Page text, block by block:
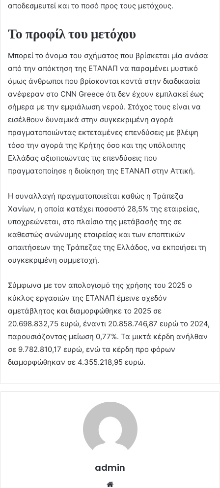
αποδεσμευτεί και το ποσό προς τους μετόχους.
Το προφίλ του μετόχου
Μπορεί το όνομα του σχήματος που βρίσκεται μία ανάσα
από την απόκτηση της ΕΤΑΝΑΠ να παραμένει μυστικό
όμως άνθρωποι που βρίσκονται κοντά στην διαδικασία
ανέφεραν στο CNN Greece ότι δεν έχουν εμπλακεί έως
σήμερα με την εμφιάλωση νερού. Στόχος τους είναι να
εισέλθουν δυναμικά στην συγκεκριμένη αγορά
πραγματοποιώντας εκτεταμένες επενδύσεις με βλέψη
τόσο την αγορά της Κρήτης όσο και της υπόλοιπης
Ελλάδας αξιοποιώντας τις επενδύσεις που
πραγματοποίησε η διοίκηση της ΕΤΑΝΑΠ στην Αττική.
Η συναλλαγή πραγματοποιείται καθώς η Τράπεζα
Χανίων, η οποία κατέχει ποσοστό 28,5% της εταιρείας,
υποχρεώνεται, στο πλαίσιο της μετάβασής της σε
καθεστώς ανώνυμης εταιρείας και των εποπτικών
απαιτήσεων της Τράπεζας της Ελλάδος, να εκποιήσει τη
συγκεκριμένη συμμετοχή.
Σύμφωνα με τον απολογισμό της χρήσης του 2025 ο
κύκλος εργασιών της ΕΤΑΝΑΠ έμεινε σχεδόν
αμετάβλητος και διαμορφώθηκε το 2025 σε
20.698.832,75 ευρώ, έναντι 20.858.746,87 ευρώ το 2024,
παρουσιάζοντας μείωση 0,77%. Τα μικτά κέρδη ανήλθαν
σε 9.782.810,17 ευρώ, ενώ τα κέρδη προ φόρων
διαμορφώθηκαν σε 4.355.218,95 ευρώ.
admin